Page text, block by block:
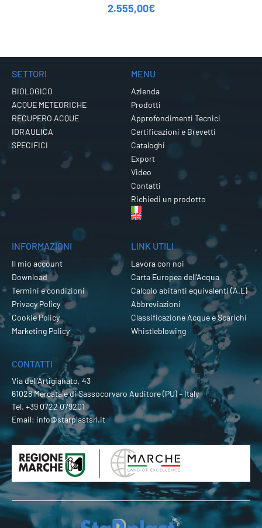
2.555,00€
SETTORI
BIOLOGICO
ACQUE METEORICHE
RECUPERO ACQUE
IDRAULICA
SPECIFICI
MENU
Azienda
Prodotti
Approfondimenti Tecnici
Certificazioni e Brevetti
Cataloghi
Export
Video
Contatti
Richiedi un prodotto
INFORMAZIONI
Il mio account
Download
Termini e condizioni
Privacy Policy
Cookie Policy
Marketing Policy
LINK UTILI
Lavora con noi
Carta Europea dell’Acqua
Calcolo abitanti equivalenti (A.E)
Abbreviazioni
Classificazione Acque e Scarichi
Whistleblowing
CONTATTI
Via dell’Artigianato, 43
61028 Mercatale di Sassocorvaro Auditore (PU) – Italy
Tel. +39 0722 079201
Email: info@starplastsrl.it